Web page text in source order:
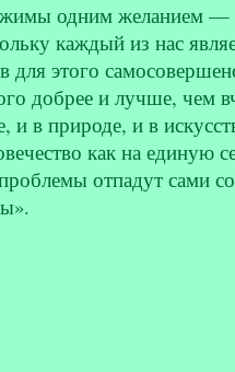
одним желанием —
каждый из нас
для этого
добрее и лучше, чем
в природе, и в
как на единую
отпадут